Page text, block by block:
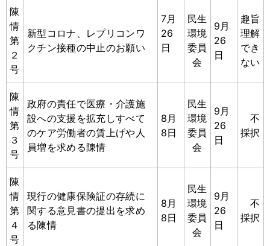
陳
情
第
２
号
新型コロナ、レプリコンワ
クチン接種の中止のお願い
7月
26
日
民生
環境
委員
会
9月
26
日
趣旨
理解
でき
ない
陳
情
第
３
号
政府の責任で医療・介護施
設への支援を拡充しすべて
のケア労働者の賃上げや人
員増を求める陳情
8月
8日
民生
環境
委員
会
9月
26
日
不
採択
陳
情
第
４
号
現行の健康保険証の存続に
関する意見書の提出を求め
る陳情
8月
8日
民生
環境
委員
会
9月
26
日
不
採択